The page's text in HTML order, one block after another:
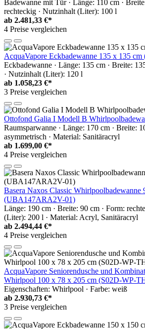
Badewanne mit Tür · Länge: 110 cm ·
rechteckig · Nutzinhalt (Liter): 100 l
ab 2.481,33 €*
4 Preise vergleichen
AcquaVapore Eckbadewanne 135 x 135
Eckbadewanne · Länge: 135 cm · Breite:
· Nutzinhalt (Liter): 120 l
ab 1.058,23 €*
3 Preise vergleichen
Ottofond Galia I Modell B
Raumsparwanne · Länge: 170 cm · Breite:
asymmetrisch · Material: Sanitäracryl
ab 1.699,00 €*
4 Preise vergleichen
Basera Naxos Classic Whirlpoolbadewanne
(UBA147ARA2V-01)
Länge: 190 cm · Breite: 90 cm · Form:
(Liter): 200 l · Material: Acryl, Sanitäracryl
ab 2.494,44 €*
4 Preise vergleichen
AcquaVapore Seniorendusche und
Whirlpool 100 x 78 x 205 cm (S02D-WP-
Eigenschaften: Whirlpool · Farbe: weiß
ab 2.930,73 €*
3 Preise vergleichen